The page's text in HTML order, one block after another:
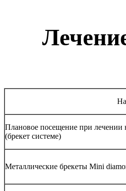
Плановое посещение при лечении
(брекет системе)
Металлические брекеты Mini